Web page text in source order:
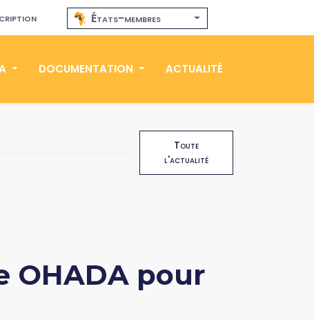
États-membres
DOCUMENTATION ACTUALITÉ
Toute
l'actualité
OHADA pour